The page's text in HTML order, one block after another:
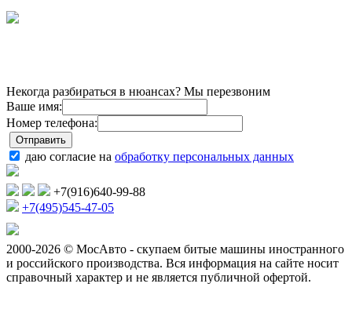
Некогда разбираться в нюансах? Мы перезвоним
Ваше имя:
Номер телефона:
даю согласие на обработку персональных данных
+7(916)640-99-88
+7(495)545-47-05
2000-2026 © МосАвто - скупаем битые машины иностранного
и российского производства. Вся информация на сайте носит
справочный характер и не является публичной офертой.